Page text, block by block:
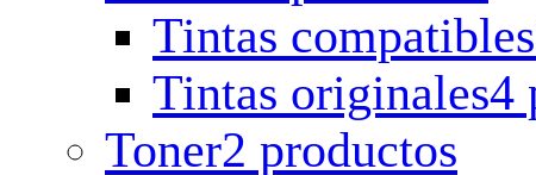
Tintas compatibles
Tintas originales4
Toner2 productos